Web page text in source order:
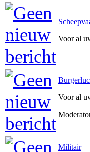
Voor al
Voor al
Militair